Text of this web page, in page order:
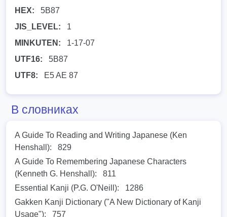
HEX:
5B87
JIS_LEVEL:
1
MINKUTEN:
1-17-07
UTF16:
5B87
UTF8:
E5 AE 87
В словниках
A Guide To Reading and Writing Japanese (Ken
Henshall):
829
A Guide To Remembering Japanese Characters
(Kenneth G. Henshall):
811
Essential Kanji (P.G. O'Neill):
1286
Gakken Kanji Dictionary ("A New Dictionary of Kanji
Usage"):
757